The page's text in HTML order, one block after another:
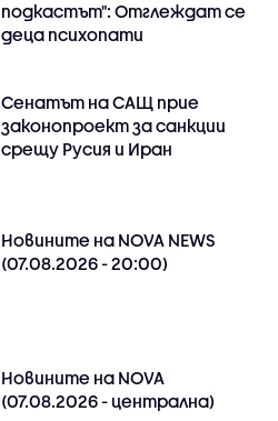
подкастът": Отглеждат се
деца психопати
Сенатът на САЩ прие
законопроект за санкции
срещу Русия и Иран
Новините на NOVA NEWS
(07.08.2026 - 20:00)
Новините на NOVA
(07.08.2026 - централна)